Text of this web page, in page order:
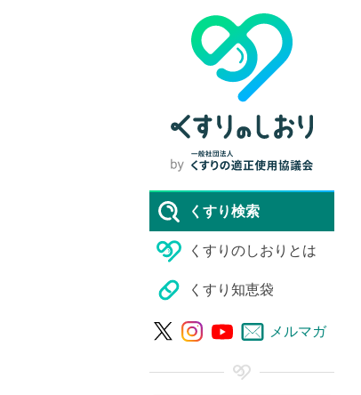
くすり検索
くすりのしおりとは
くすり知恵袋
メルマガ